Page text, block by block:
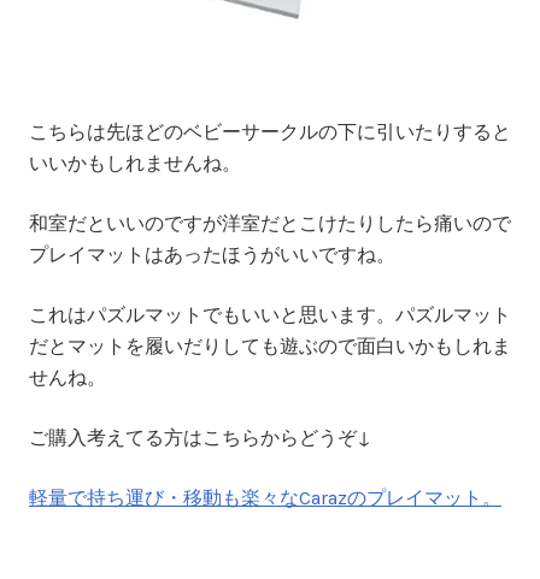
こちらは先ほどのベビーサークルの下に引いたりすると
いいかもしれませんね。
和室だといいのですが洋室だとこけたりしたら痛いので
プレイマットはあったほうがいいですね。
これはパズルマットでもいいと思います。パズルマット
だとマットを履いだりしても遊ぶので面白いかもしれま
せんね。
ご購入考えてる方はこちらからどうぞ↓
軽量で持ち運び・移動も楽々なCarazのプレイマット。